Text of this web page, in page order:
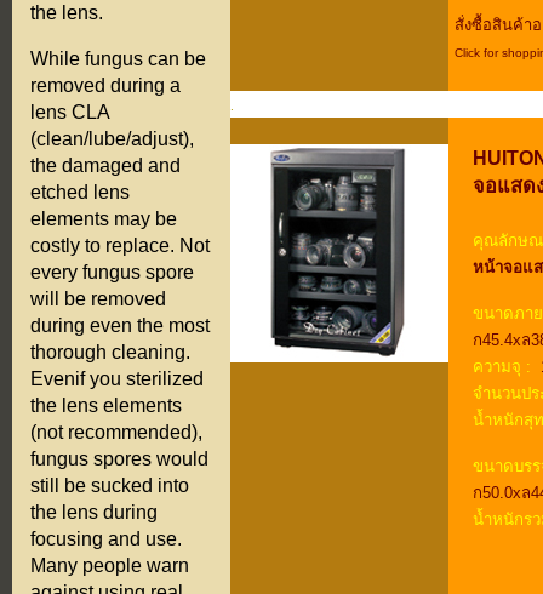
the lens.
While fungus can be
removed during a
lens CLA
(clean/lube/adjust),
the damaged and
etched lens
elements may be
costly to replace. Not
every fungus spore
will be removed
during even the most
thorough cleaning.
Evenif you sterilized
the lens elements
(not recommended),
fungus spores would
still be sucked into
the lens during
focusing and use.
Many people warn
สั่งซื้อสินค้า
Click for
จอแสด
คุณลักษณ
หน้าจอแ
ขนาดภา
ก45.4xล
ความจุ :
จำนวนป
น้ำหนักสุ
ขนาดบร
ก50.0xล
น้ำหนักร